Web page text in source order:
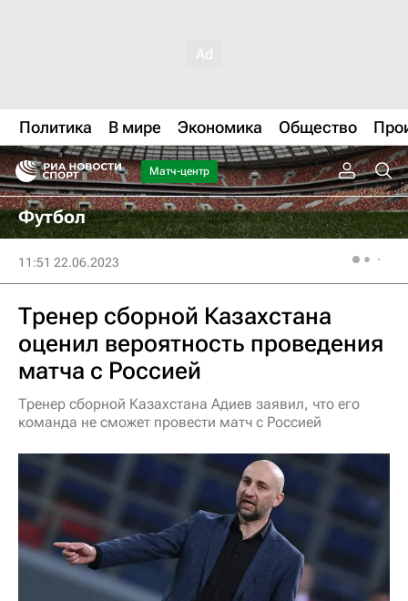
Политика В мире Экономика Общество
Матч-центр
Футбол
11:51 22.06.2023
Тренер сборной Казахстана
оценил вероятность проведения
матча с Россией
Тренер сборной Казахстана Адиев заявил, что его
команда не сможет провести матч с Россией